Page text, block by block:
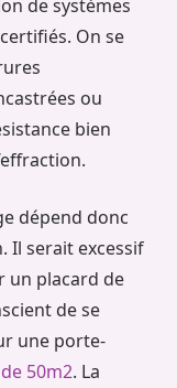
de systèmes
On se
ou
bien
dépend donc
Il serait excessif
un placard de
de se
une porte-
50m2. La